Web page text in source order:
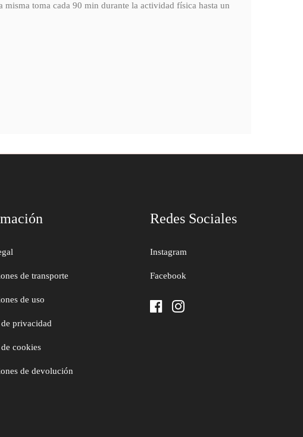
toma cada 90 min durante la actividad física hasta un
de transporte
de uso
privacidad
cookies
de devolución
Redes Sociales
Instagram
Facebook